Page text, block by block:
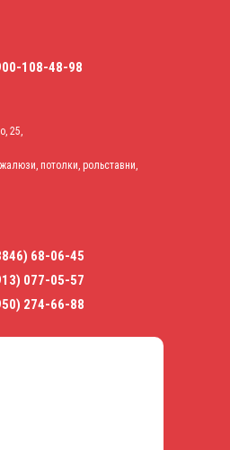
274-66-88
25,
потолки, рольставни,
108-48-98
077-05-57
68-06-45